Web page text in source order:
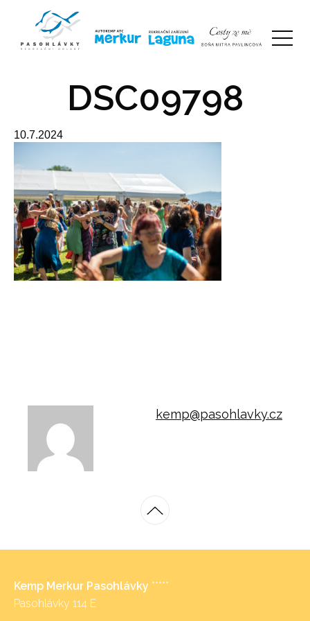
DSC09798
10.7.2024
kemp@pasohlavky.cz
Kemp Merkur Pasohlávky *****
Pasohlávky 114 E